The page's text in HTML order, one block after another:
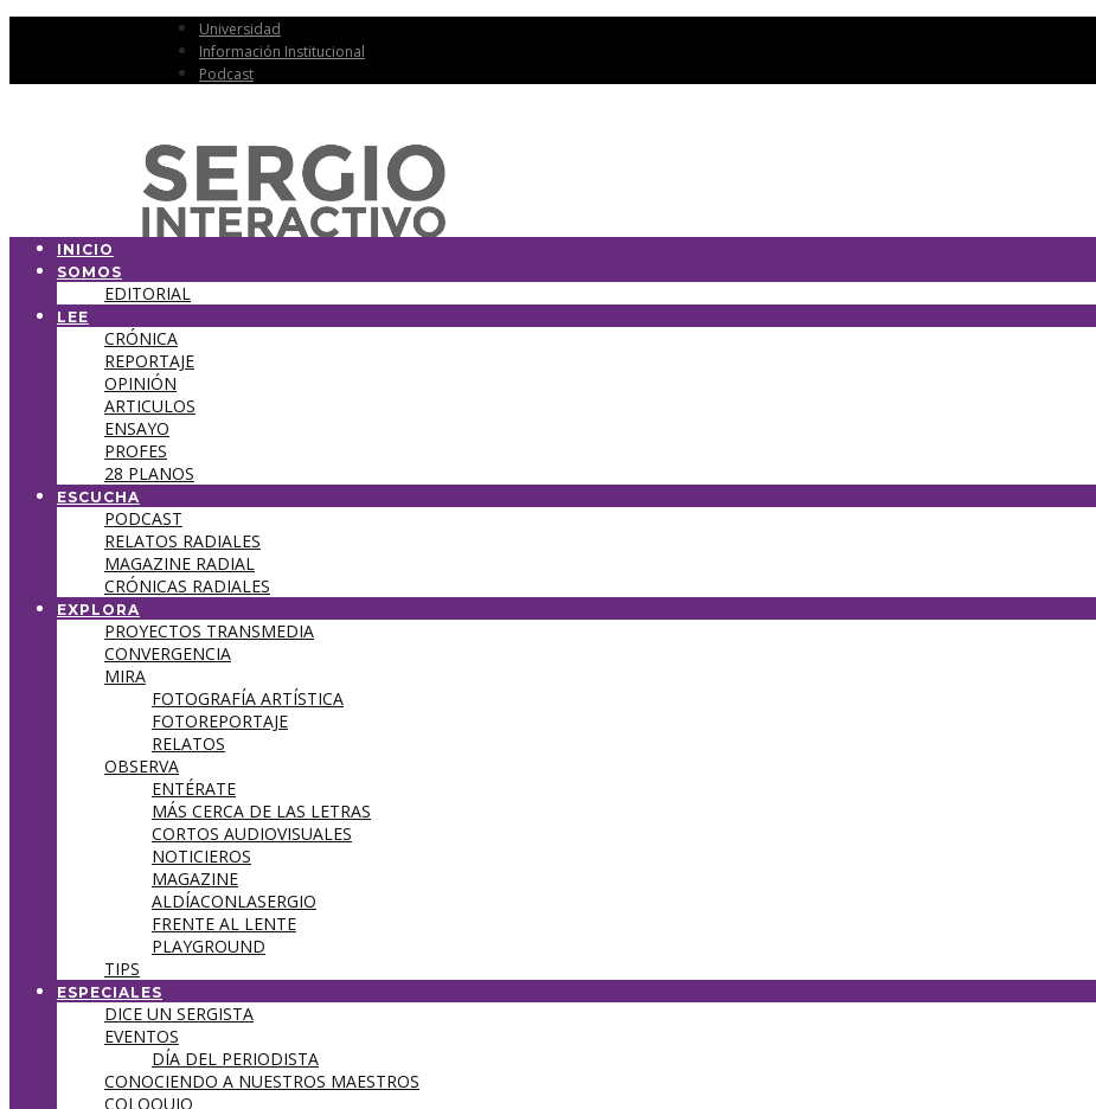
Universidad
Información Institucional
Podcast
INICIO
SOMOS
EDITORIAL
LEE
CRÓNICA
REPORTAJE
OPINIÓN
ARTICULOS
ENSAYO
PROFES
28 PLANOS
ESCUCHA
PODCAST
RELATOS RADIALES
MAGAZINE RADIAL
CRÓNICAS RADIALES
EXPLORA
PROYECTOS TRANSMEDIA
CONVERGENCIA
MIRA
FOTOGRAFÍA ARTÍSTICA
FOTOREPORTAJE
RELATOS
OBSERVA
ENTÉRATE
MÁS CERCA DE LAS LETRAS
CORTOS AUDIOVISUALES
NOTICIEROS
MAGAZINE
ALDÍACONLASERGIO
FRENTE AL LENTE
PLAYGROUND
TIPS
ESPECIALES
DICE UN SERGISTA
EVENTOS
DÍA DEL PERIODISTA
CONOCIENDO A NUESTROS MAESTROS
COLOQUIO